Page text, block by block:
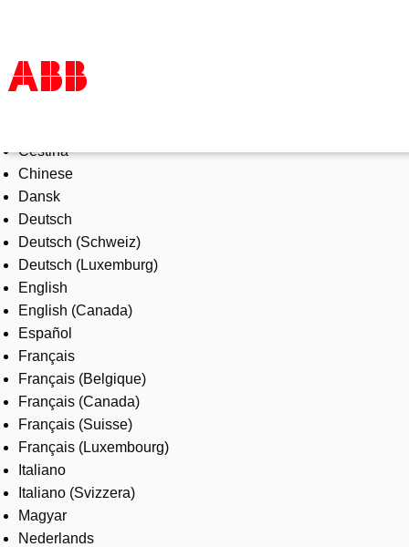
Products & Solutions
Industries
Services
About us
Where to buy
Contact us
Careers
Čeština
Chinese
Dansk
Deutsch
Deutsch (Schweiz)
Deutsch (Luxemburg)
English
English (Canada)
Español
Français
Français (Belgique)
Français (Canada)
Français (Suisse)
Français (Luxembourg)
Italiano
Italiano (Svizzera)
Magyar
Nederlands